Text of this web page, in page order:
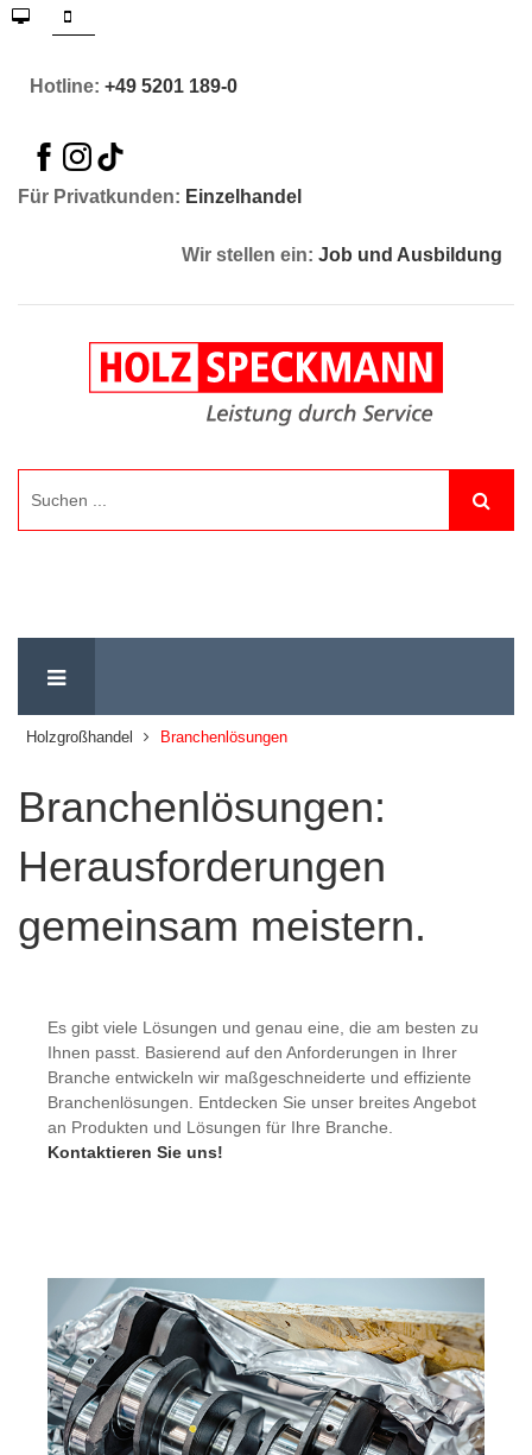
Hotline: +49 5201 189-0
Für Privatkunden: Einzelhandel
Wir stellen ein: Job und Ausbildung
Holzgroßhandel Branchenlösungen
Branchenlösungen:
Herausforderungen
gemeinsam meistern.
Es gibt viele Lösungen und genau eine, die am besten zu
Ihnen passt. Basierend auf den Anforderungen in Ihrer
Branche entwickeln wir maßgeschneiderte und effiziente
Branchenlösungen. Entdecken Sie unser breites Angebot
an Produkten und Lösungen für Ihre Branche.
Kontaktieren Sie uns!